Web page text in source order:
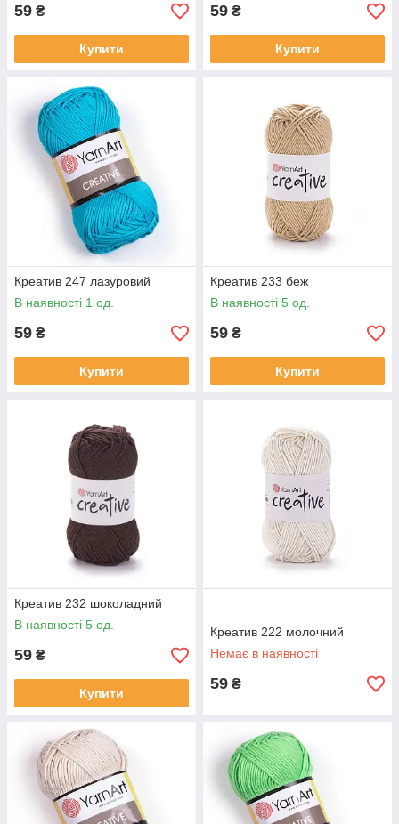
59 ₴
Купити
59 ₴
Купити
Креатив 247 лазуровий
В наявності 1 од.
59 ₴
Купити
Креатив 233 беж
В наявності 5 од.
59 ₴
Купити
Креатив 232 шоколадний
В наявності 5 од.
59 ₴
Купити
Креатив 222 молочний
Немає в наявності
59 ₴